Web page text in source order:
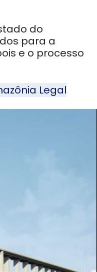
do
para a
e o processo
Legal